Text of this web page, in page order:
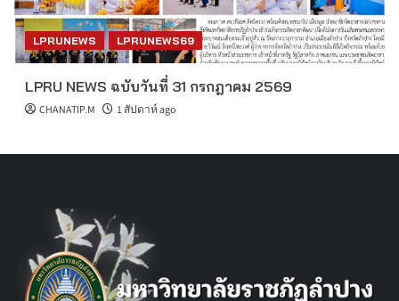
LPRUNEWS LPRUNEWS69
LPRU NEWS ฉบับวันที่ 31 กรกฎาคม 2569
CHANATIP.M 1 สัปดาห์ ago